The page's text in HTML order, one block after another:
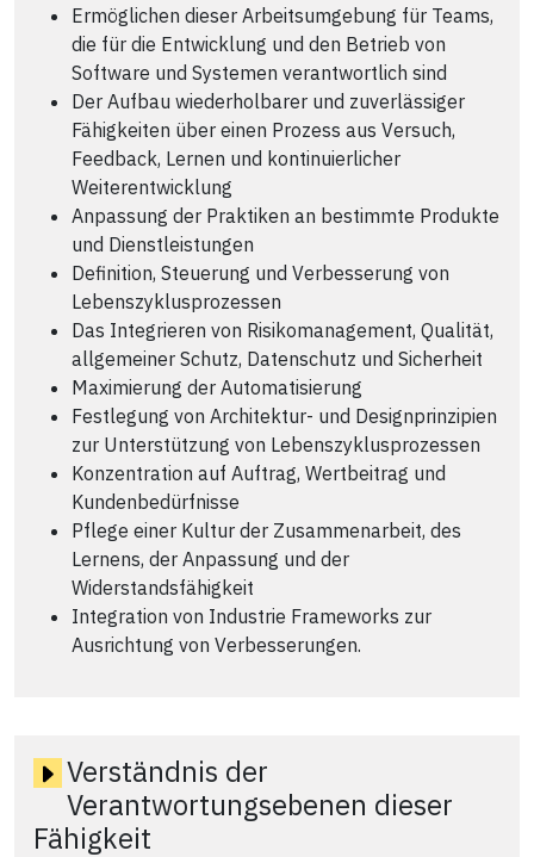
Ermöglichen dieser Arbeitsumgebung für Teams,
die für die Entwicklung und den Betrieb von
Software und Systemen verantwortlich sind
Der Aufbau wiederholbarer und zuverlässiger
Fähigkeiten über einen Prozess aus Versuch,
Feedback, Lernen und kontinuierlicher
Weiterentwicklung
Anpassung der Praktiken an bestimmte Produkte
und Dienstleistungen
Definition, Steuerung und Verbesserung von
Lebenszyklusprozessen
Das Integrieren von Risikomanagement, Qualität,
allgemeiner Schutz, Datenschutz und Sicherheit
Maximierung der Automatisierung
Festlegung von Architektur- und Designprinzipien
zur Unterstützung von Lebenszyklusprozessen
Konzentration auf Auftrag, Wertbeitrag und
Kundenbedürfnisse
Pflege einer Kultur der Zusammenarbeit, des
Lernens, der Anpassung und der
Widerstandsfähigkeit
Integration von Industrie Frameworks zur
Ausrichtung von Verbesserungen.
Verständnis der
Verantwortungsebenen dieser
Fähigkeit